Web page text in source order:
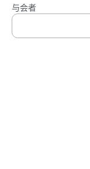
与会者